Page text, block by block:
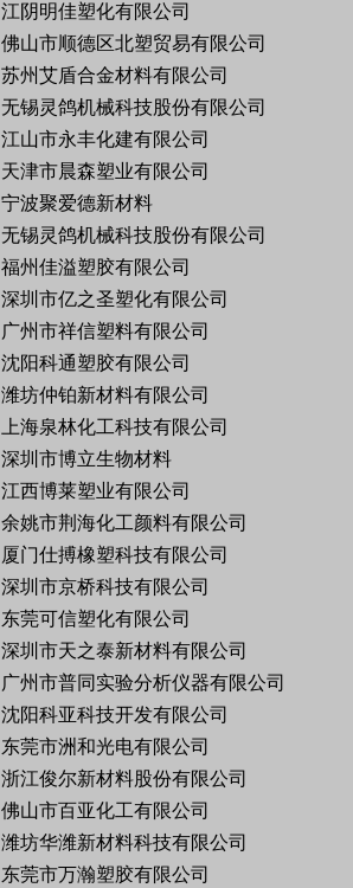
江阴明佳塑化有限公司
佛山市顺德区北塑贸易有限公司
苏州艾盾合金材料有限公司
无锡灵鸽机械科技股份有限公司
江山市永丰化建有限公司
天津市晨森塑业有限公司
宁波聚爱德新材料
无锡灵鸽机械科技股份有限公司
福州佳溢塑胶有限公司
深圳市亿之圣塑化有限公司
广州市祥信塑料有限公司
沈阳科通塑胶有限公司
潍坊仲铂新材料有限公司
上海泉林化工科技有限公司
深圳市博立生物材料
江西博莱塑业有限公司
余姚市荆海化工颜料有限公司
厦门仕搏橡塑科技有限公司
深圳市京桥科技有限公司
东莞可信塑化有限公司
深圳市天之泰新材料有限公司
广州市普同实验分析仪器有限公司
沈阳科亚科技开发有限公司
东莞市洲和光电有限公司
浙江俊尔新材料股份有限公司
佛山市百亚化工有限公司
潍坊华潍新材料科技有限公司
东莞市万瀚塑胶有限公司